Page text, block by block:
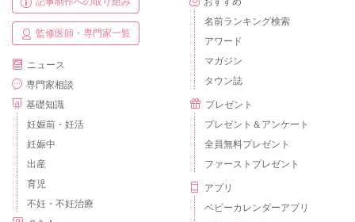
監修医師・専門家一覧
ニュース
専門家相談
基礎知識
妊娠前・妊活
妊娠中
出産
育児
不妊・不妊治療
名前ランキング検索
アワード
マガジン
タウン誌
プレゼント
プレゼント＆アンケート
全員無料プレゼント
ファーストプレゼント
アプリ
ベビーカレンダーアプリ